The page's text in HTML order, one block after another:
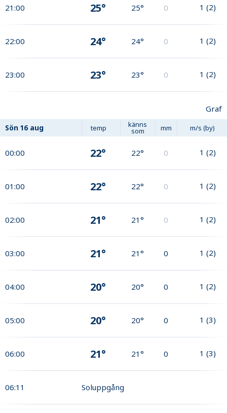
21:00 25° 25° 0 1 (2)
22:00 24° 24° 0 1 (2)
23:00 23° 23° 0 1 (2)
Graf
Sön 16 aug temp känns
som mm m/s (by)
00:00 22° 22° 0 1 (2)
01:00 22° 22° 0 1 (2)
02:00 21° 21° 0 1 (2)
03:00 21° 21° 0 1 (2)
04:00 20° 20° 0 1 (2)
05:00 20° 20° 0 1 (3)
06:00 21° 21° 0 1 (3)
06:11 Soluppgång